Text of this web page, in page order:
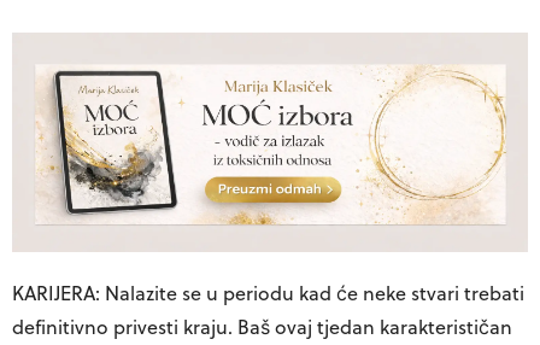
KARIJERA: Nalazite se u periodu kad će neke stvari trebati
definitivno privesti kraju. Baš ovaj tjedan karakterističan